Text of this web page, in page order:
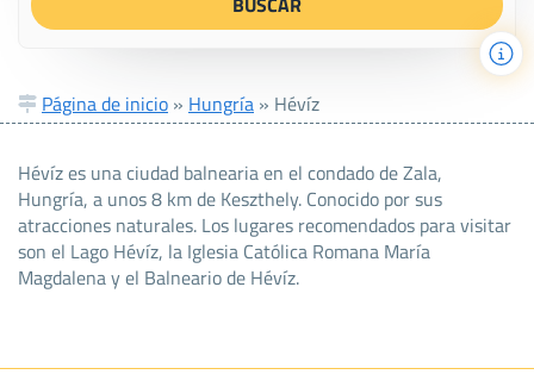
Página de inicio » Hungría » Hévíz
Hévíz es una ciudad balnearia en el condado de Zala,
Hungría, a unos 8 km de Keszthely. Conocido por sus
atracciones naturales. Los lugares recomendados para visitar
son el Lago Hévíz, la Iglesia Católica Romana María
Magdalena y el Balneario de Hévíz.